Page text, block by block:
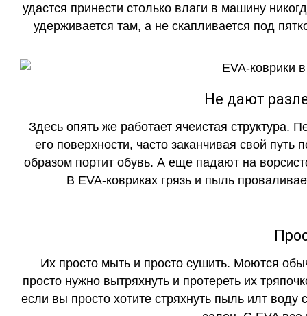
удастся принести столько влаги в машину
удерживается там, а не скапливается под
Не дают
Здесь опять же работает ячеистая структура.
его поверхности, часто заканчивая свой
образом портит обувь. А еще падают на
В EVA-ковриках грязь и пыль
Их просто мыть и просто сушить. Моются
просто нужно вытряхнуть и протереть их
если вы просто хотите стряхнуть пыль илт воду